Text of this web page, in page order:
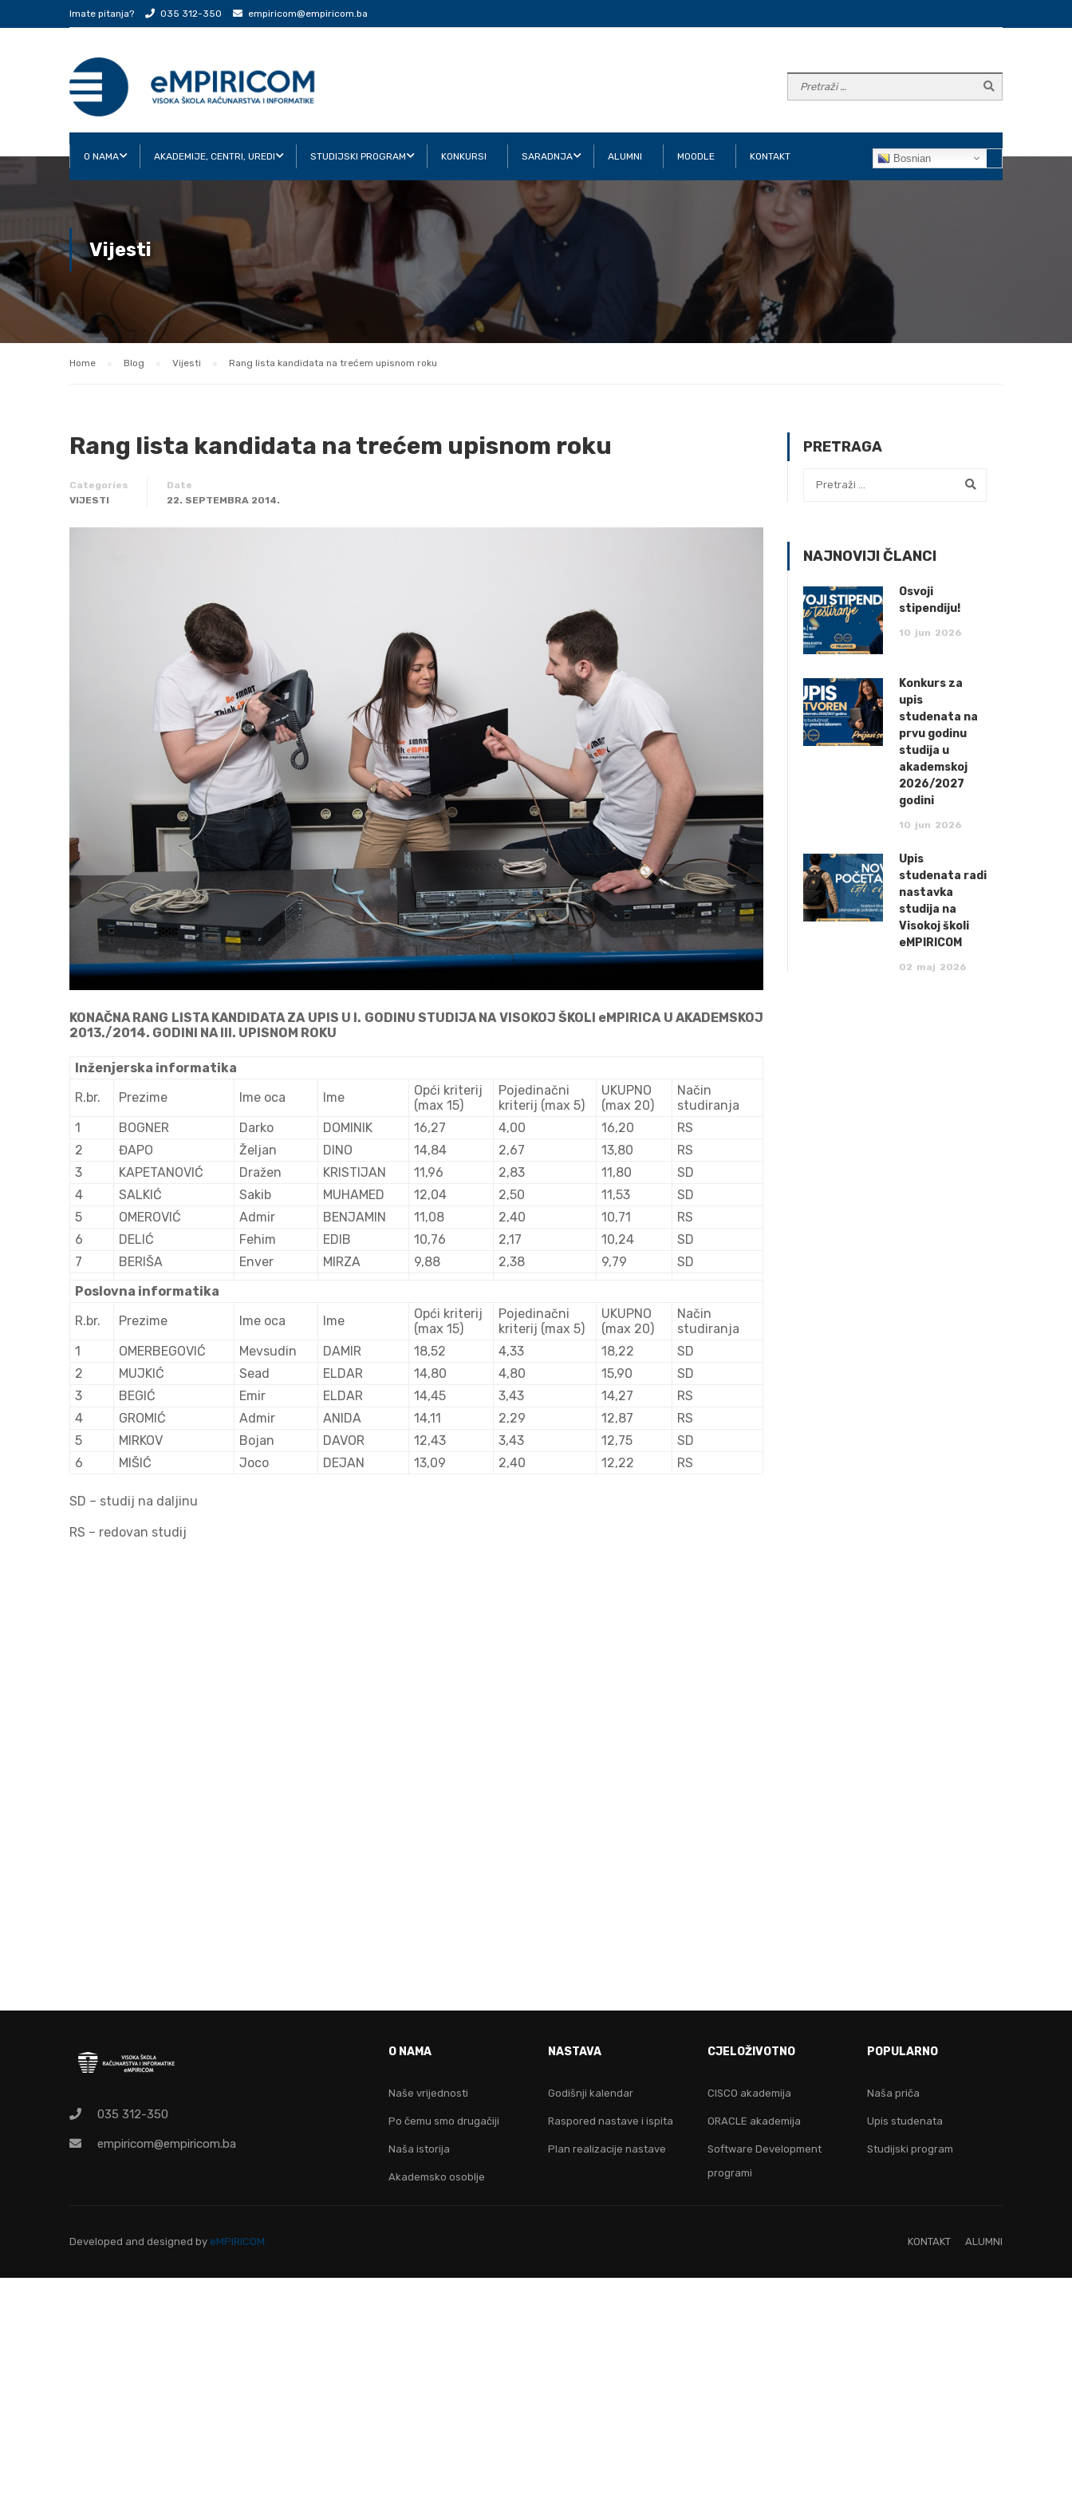
Imate pitanja? 035 312-350 empiricom@empiricom.ba
O NAMA AKADEMIJE, CENTRI, UREDI STUDIJSKI PROGRAM KONKURSI SARADNJA ALUMNI MOODLE KONTAKT Bosnian
Vijesti
Home Blog Vijesti Rang lista kandidata na trećem upisnom roku
Rang lista kandidata na trećem upisnom roku
Categories
VIJESTI
Date
22. SEPTEMBRA 2014.
KONAČNA RANG LISTA KANDIDATA ZA UPIS U I. GODINU STUDIJA NA VISOKOJ ŠKOLI eMPIRICA U AKADEMSKOJ
2013./2014. GODINI NA III. UPISNOM ROKU
Inženjerska informatika
R.br.
Prezime Ime oca Ime
Opći kriterij
(max 15)
Pojedinačni
kriterij (max 5)
UKUPNO
(max 20)
Način
studiranja
1
BOGNER Darko DOMINIK 16,27 4,00 16,20
RS
2
ĐAPO Željan DINO 14,84 2,67 13,80
RS
3
KAPETANOVIĆ Dražen KRISTIJAN 11,96 2,83 11,80
SD
4
SALKIĆ Sakib MUHAMED 12,04 2,50 11,53
SD
5
OMEROVIĆ Admir BENJAMIN 11,08 2,40 10,71
RS
6
DELIĆ Fehim EDIB 10,76 2,17 10,24
SD
7
BERIŠA Enver MIRZA 9,88 2,38 9,79
SD
Poslovna informatika
R.br.
Prezime Ime oca Ime
Opći kriterij
(max 15)
Pojedinačni
kriterij (max 5)
UKUPNO
(max 20)
Način
studiranja
1
OMERBEGOVIĆ Mevsudin DAMIR 18,52 4,33 18,22
SD
2
MUJKIĆ Sead ELDAR 14,80 4,80 15,90
SD
3
BEGIĆ Emir ELDAR 14,45 3,43 14,27
RS
4
GROMIĆ Admir ANIDA 14,11 2,29 12,87
RS
5
MIRKOV Bojan DAVOR 12,43 3,43 12,75
SD
6
MIŠIĆ Joco DEJAN 13,09 2,40 12,22 RS
SD – studij na daljinu
RS – redovan studij
PRETRAGA
NAJNOVIJI ČLANCI
Osvoji
stipendiju!
10 jun 2026
Konkurs za
upis
studenata na
prvu godinu
studija u
akademskoj
2026/2027
godini
10 jun 2026
Upis
studenata radi
nastavka
studija na
Visokoj školi
eMPIRICOM
02 maj 2026
035 312-350
empiricom@empiricom.ba
O NAMA
Naše vrijednosti
Po čemu smo drugačiji
Naša istorija
Akademsko osoblje
NASTAVA
Godišnji kalendar
Raspored nastave i ispita
Plan realizacije nastave
CJELOŽIVOTNO
CISCO akademija
ORACLE akademija
Software Development
programi
POPULARNO
Naša priča
Upis studenata
Studijski program
Developed and designed by eMPIRICOM. KONTAKT ALUMNI
OVO JE FAKULTET ZA TEBE!